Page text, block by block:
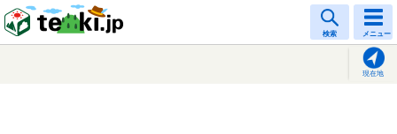
検索 メニュー
現在地